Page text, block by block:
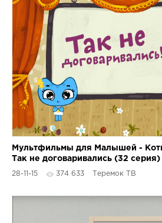
Мультфильмы для Малышей -
Так не договаривались (32 серия)
28-11-15 374 633 Теремок ТВ